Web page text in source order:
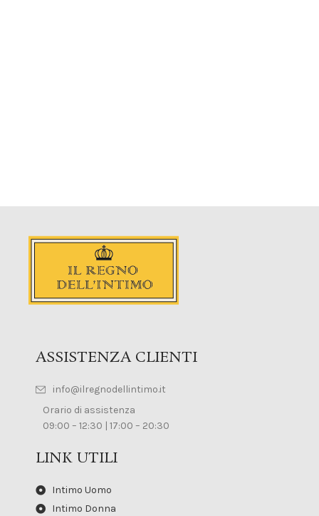
ASSISTENZA CLIENTI
info@ilregnodellintimo.it
Orario di assistenza
09:00 – 12:30 | 17:00 – 20:30
LINK UTILI
Intimo Uomo
Intimo Donna